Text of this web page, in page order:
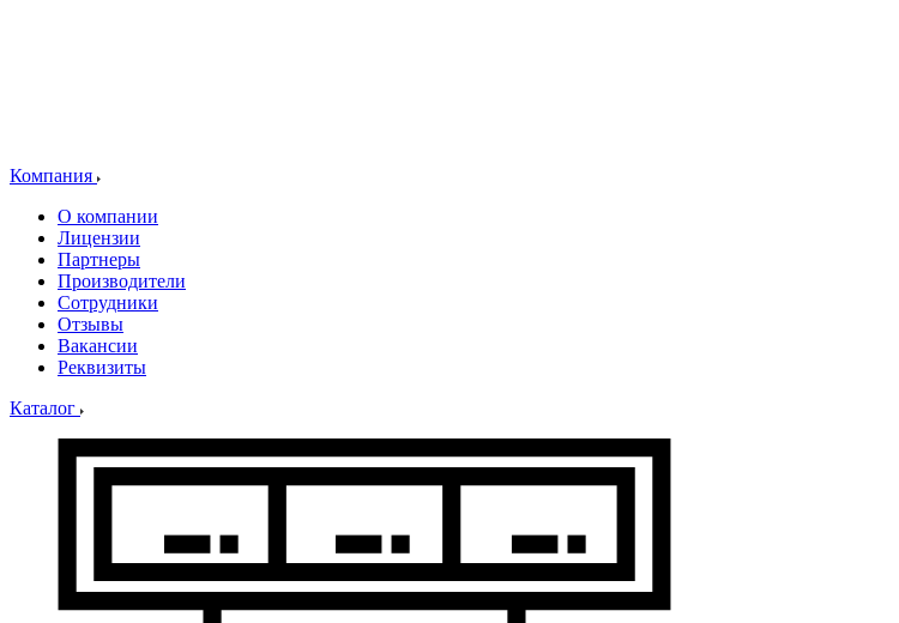
Компания
О компании
Лицензии
Партнеры
Производители
Сотрудники
Отзывы
Вакансии
Реквизиты
Каталог